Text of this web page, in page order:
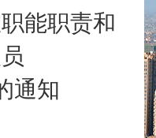
能职责和
通知